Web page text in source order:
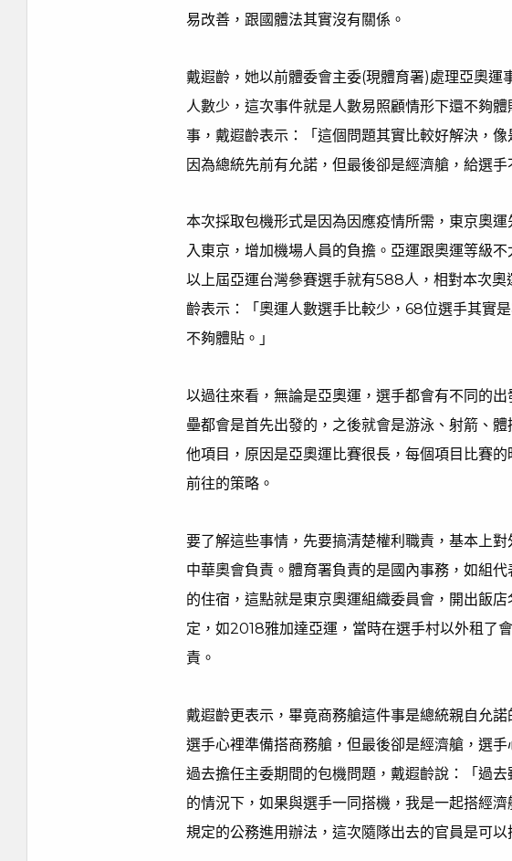
易改善，跟國體法其實沒有關係。
戴遐齡，她以前體委會主委(現體育署)處理亞奧運
人數少，這次事件就是人數易照顧情形下還不夠
事，戴遐齡表示：「這個問題其實比較好解決，
因為總統先前有允諾，但最後卻是經濟艙，給選手
本次採取包機形式是因為因應疫情所需，東京奧
入東京，增加機場人員的負擔。亞運跟奧運等級
以上屆亞運台灣參賽選手就有588人，相對本次
齡表示：「奧運人數選手比較少，68位選手其實
不夠體貼。」
以過往來看，無論是亞奧運，選手都會有不同的
壘都會是首先出發的，之後就會是游泳、射箭、
他項目，原因是亞奧運比賽很長，每個項目比賽
前往的策略。
要了解這些事情，先要搞清楚權利職責，基本上
中華奧會負責。體育署負責的是國內事務，如組
的住宿，這點就是東京奧運組織委員會，開出飯
定，如2018雅加達亞運，當時在選手村以外租了
責。
戴遐齡更表示，畢竟商務艙這件事是總統親自允
選手心裡準備搭商務艙，但最後卻是經濟艙，選
過去擔任主委期間的包機問題，戴遐齡說：「過
的情況下，如果與選手一同搭機，我是一起搭經
規定的公務進用辦法，這次隨隊出去的官員是可以